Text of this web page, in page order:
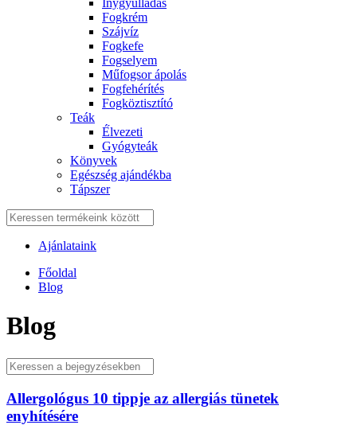
Í́nygyulladás
Fogkrém
Szájvíz
Fogkefe
Fogselyem
Műfogsor ápolás
Fogfehérítés
Fogköztisztító
Teák
É́lvezeti
Gyógyteák
Könyvek
Egészség ajándékba
Tápszer
Ajánlataink
Főoldal
Blog
Blog
Allergológus 10 tippje az allergiás tünetek
enyhítésére